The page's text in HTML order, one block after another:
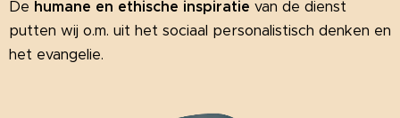
De humane en ethische inspiratie van de dienst
putten wij o.m. uit het sociaal personalistisch denken en
het evangelie.